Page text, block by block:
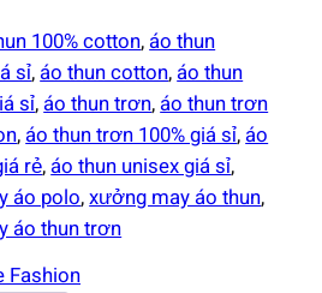
100% cotton, áo thun
sỉ, áo thun cotton, áo thun
sỉ, áo thun trơn, áo thun trơn
, áo thun trơn 100% giá sỉ, áo
rẻ, áo thun unisex giá sỉ
áo polo, xưởng may áo thun
áo thun trơn
Fashion